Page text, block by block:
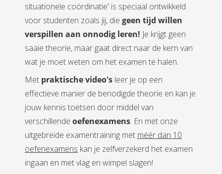
situationele coördinatie' is speciaal ontwikkeld
voor studenten zoals jij, die geen tijd willen
verspillen aan onnodig leren! Je krijgt geen
saaie theorie, maar gaat direct naar de kern van
wat je moet weten om het examen te halen.
Met praktische video's leer je op een
effectieve manier de benodigde theorie en kan je
jouw kennis toetsen door middel van
verschillende oefenexamens. En met onze
uitgebreide examentraining met méér dan 10
oefenexamens kan je zelfverzekerd het examen
ingaan en met vlag en wimpel slagen!